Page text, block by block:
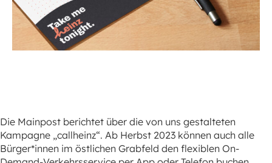
Die Mainpost berichtet über die von uns gestalteten
Kampagne „callheinz“. Ab Herbst 2023 können auch alle
Bürger*innen im östlichen Grabfeld den flexiblen On-